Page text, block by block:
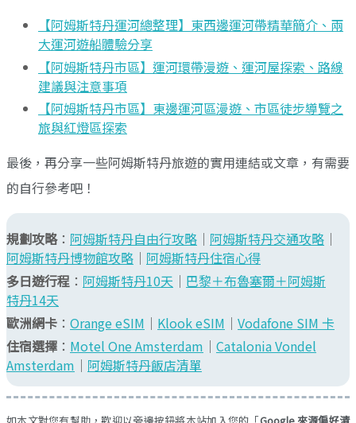
【阿姆斯特丹運河總整理】東西邊運河帶精華簡介、兩
大運河遊船體驗分享
【阿姆斯特丹市區】運河環帶漫遊、運河屋探索、路線
建議與注意事項
【阿姆斯特丹市區】東邊運河區漫遊、市區徒步導覽之
旅與紅燈區探索
最後，再分享一些阿姆斯特丹旅遊的實用連結或文章，有需要
的自行參考吧！
規劃攻略： 阿姆斯特丹自由行攻略 ｜ 阿姆斯特丹交通攻略 ｜
阿姆斯特丹博物館攻略 ｜ 阿姆斯特丹住宿心得
多日遊行程 ： 阿姆斯特丹10天 ｜ 巴黎＋布魯塞爾＋阿姆斯
特丹14天
歐洲網卡 ： Orange eSIM ｜ Klook eSIM ｜ Vodafone SIM 卡
住宿選擇 ： Motel One Amsterdam ｜ Catalonia Vondel
Amsterdam ｜ 阿姆斯特丹飯店清單